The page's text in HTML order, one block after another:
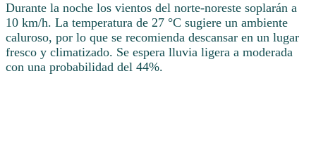
Durante la noche los vientos del norte-noreste soplarán a
10 km/h. La temperatura de 27 °C sugiere un ambiente
caluroso, por lo que se recomienda descansar en un lugar
fresco y climatizado. Se espera lluvia ligera a moderada
con una probabilidad del 44%.